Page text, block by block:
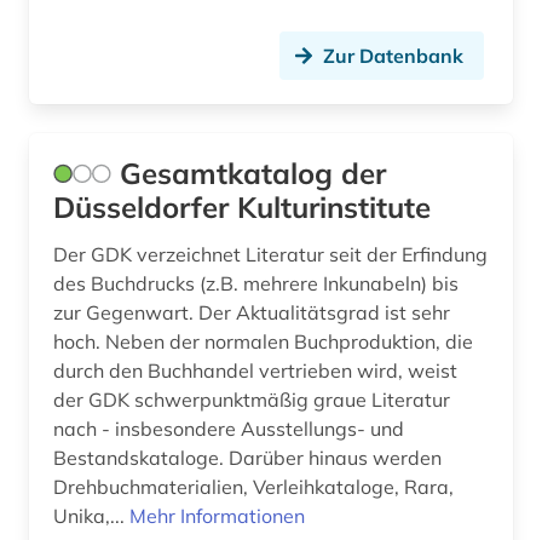
philologie (1)
photograph (1)
photographie (10)
plakat (1)
planen (1)
planung (2)
plastik (4)
Zur Datenbank
Gesamtkatalog der
Düsseldorfer Kulturinstitute
Der GDK verzeichnet Literatur seit der Erfindung
des Buchdrucks (z.B. mehrere Inkunabeln) bis
zur Gegenwart. Der Aktualitätsgrad ist sehr
hoch. Neben der normalen Buchproduktion, die
durch den Buchhandel vertrieben wird, weist
der GDK schwerpunktmäßig graue Literatur
nach - insbesondere Ausstellungs- und
Bestandskataloge. Darüber hinaus werden
Drehbuchmaterialien, Verleihkataloge, Rara,
Unika,... Mehr Informationen